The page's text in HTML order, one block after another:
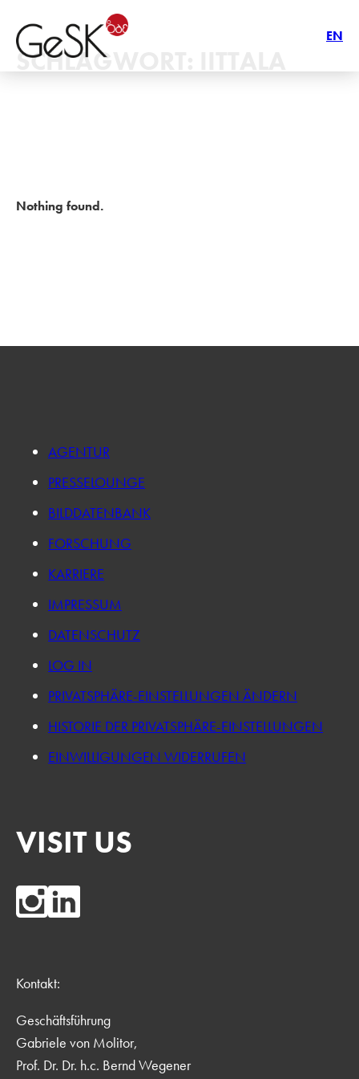
EN
SCHLAGWORT:
Nothing found.
AGENTUR
PRESSELOUNGE
BILDDATENBANK
FORSCHUNG
KARRIERE
IMPRESSUM
DATENSCHUTZ
LOG IN
PRIVATSPHÄRE-EINSTELLUNGEN ÄNDERN
HISTORIE DER PRIVATSPHÄRE-EINSTELLUNGEN
EINWILLIGUNGEN WIDERRUFEN
VISIT US
Kontakt:
Geschäftsführung
Gabriele von Molitor,
Prof. Dr. Dr. h.c. Bernd Wegener